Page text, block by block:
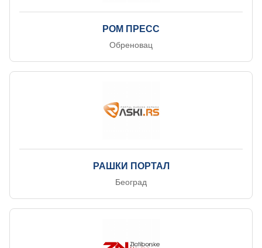
РОМ ПРЕСС
Обреновац
РАШКИ ПОРТАЛ
Београд